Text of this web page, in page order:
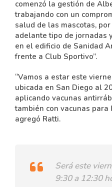
comenzó la gestión de
trabajando con un
salud de las mascotas,
adelante tipo de jornadas
en el edificio de Sanidad
frente a Club Sportivo”.
“Vamos a estar este
ubicada en San Diego al
aplicando vacunas
también con vacunas para
agregó Ratti.
Será este
9:30 a 12:30